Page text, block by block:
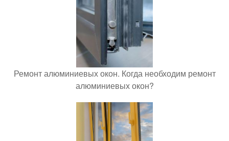
Ремонт алюминиевых окон. Когда необходим ремонт
алюминиевых окон?